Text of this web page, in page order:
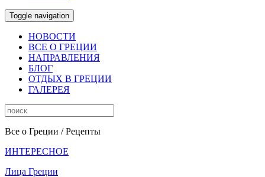
Toggle navigation
НОВОСТИ
ВСЕ О ГРЕЦИИ
НАПРАВЛЕНИЯ
БЛОГ
ОТДЫХ В ГРЕЦИИ
ГАЛЕРЕЯ
Все о Греции / Рецепты
ИНТЕРЕСНОЕ
Лица Греции